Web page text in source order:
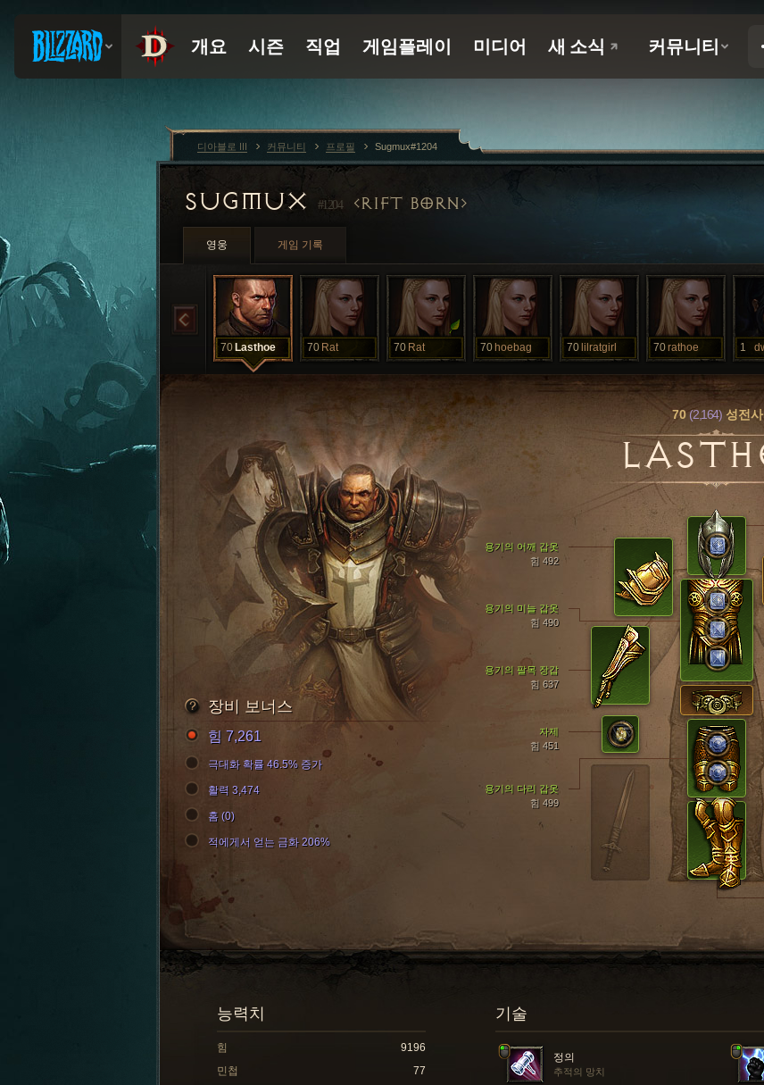
SUGMUX #1204 RIFT BORN
영웅 게임 기록
70 Lasthoe 70 Rat 70 Rat 70 hoebag 70 lilratgirl 70rathoe 1
70 (2,164)성전사
용기의 미늘 갑옷
힘 490
용기의 팔목 장갑
힘 637
용기의 어깨 갑옷
힘 492
용기의 다리 갑옷
힘 499
자제
힘 451
장비 보너스
힘 7,261
극대화 확률 46.5% 증가
활력 3,474
홈 (0)
적에게서 얻는 금화 206%
기술
정의
추적의 망치
능력치
힘
9196
민첩
77
디아블로 III 커뮤니티 프로필 Sugmux#1204